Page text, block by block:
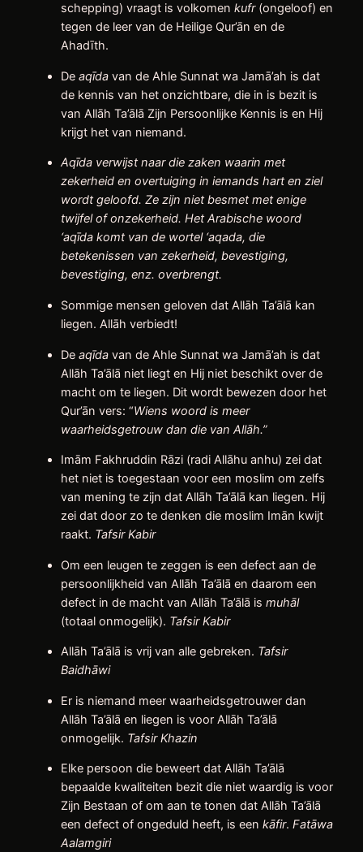
schepping) vraagt is volkomen kufr(ongeloof) en
tegen de leer van de Heilige Qur’ān en de
Ahadīth.
De aqīda van de Ahle Sunnat wa Jamā’ah is dat
de kennis van het onzichtbare, die in is bezit is
van Allāh Ta’ālā Zijn Persoonlijke Kennis is en Hij
krijgt het van niemand.
Aqīda verwijst naar die zaken waarin met
zekerheid en overtuiging in iemands hart en ziel
wordt geloofd. Ze zijn niet besmet met enige
twijfel of onzekerheid. Het Arabische woord
‘aqīda komt van de wortel ‘aqada, die
betekenissen van zekerheid, bevestiging,
bevestiging, enz. overbrengt.
Sommige mensen geloven dat Allāh Ta’ālā kan
liegen. Allāh verbiedt!
De aqīdavan de Ahle Sunnat wa Jamā’ah is dat
Allāh Ta’ālā niet liegt en Hij niet beschikt over de
macht om te liegen. Dit wordt bewezen door het
Qur’ān vers: “Wiens woord is meer
waarheidsgetrouw dan die van Allāh.”
Imām Fakhruddin Rāzi (radi Allāhu anhu) zei dat
het niet is toegestaan voor een moslim om zelfs
van mening te zijn dat Allāh Ta’ālā kan liegen. Hij
zei dat door zo te denken die moslim Imān kwijt
raakt. Tafsir Kabir
Om een leugen te zeggen is een defect aan de
persoonlijkheid van Allāh Ta’ālā en daarom een
defect in de macht van Allāh Ta’ālā is muhāl
(totaal onmogelijk). Tafsir Kabir
Allāh Ta’ālā is vrij van alle gebreken. Tafsir
Baidhāwi
Er is niemand meer waarheidsgetrouwer dan
Allāh Ta’ālā en liegen is voor Allāh Ta’ālā
onmogelijk. Tafsir Khazin
Elke persoon die beweert dat Allāh Ta’ālā
bepaalde kwaliteiten bezit die niet waardig is voor
Zijn Bestaan of om aan te tonen dat Allāh Ta’ālā
een defect of ongeduld heeft, is een kāfir. Fatāwa
Aalamgiri